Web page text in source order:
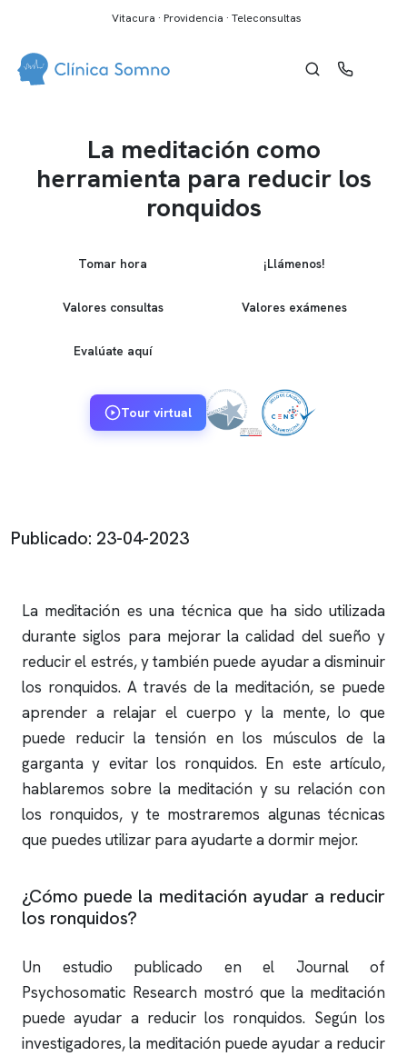
Vitacura · Providencia · Teleconsultas
La meditación como
herramienta para reducir los
ronquidos
Tomar hora ¡Llámenos!
Valores consultas Valores exámenes
Evalúate aquí
Tour virtual
Publicado: 23-04-2023
La meditación es una técnica que ha sido utilizada
durante siglos para mejorar la calidad del sueño y
reducir el estrés, y también puede ayudar a disminuir
los ronquidos. A través de la meditación, se puede
aprender a relajar el cuerpo y la mente, lo que
puede reducir la tensión en los músculos de la
garganta y evitar los ronquidos. En este artículo,
hablaremos sobre la meditación y su relación con
los ronquidos, y te mostraremos algunas técnicas
que puedes utilizar para ayudarte a dormir mejor.
¿Cómo puede la meditación ayudar a reducir
los ronquidos?
Un estudio publicado en el Journal of
Psychosomatic Research mostró que la meditación
puede ayudar a reducir los ronquidos. Según los
investigadores, la meditación puede ayudar a reducir